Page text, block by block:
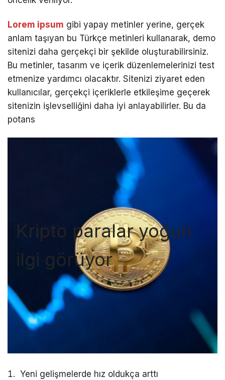
Lorem ipsum gibi yapay metinler yerine, gerçek
anlam taşıyan bu Türkçe metinleri kullanarak, demo
sitenizi daha gerçekçi bir şekilde oluşturabilirsiniz.
Bu metinler, tasarım ve içerik düzenlemelerinizi test
etmenize yardımcı olacaktır. Sitenizi ziyaret eden
kullanıcılar, gerçekçi içeriklerle etkileşime geçerek
sitenizin işlevselliğini daha iyi anlayabilirler. Bu da
potans
Kripto paralar yoğun
ilgi görüyor
Yeni gelişmelerde hız oldukça arttı